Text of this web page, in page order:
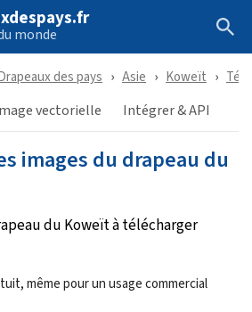
monde
des pays Asie Koweït
vectorielle Intégrer & API
images du drapeau du
du Koweït à télécharger
même pour un usage commercial